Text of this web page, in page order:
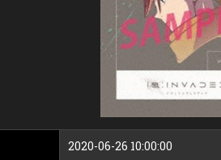
2020-06-26 10:00:00